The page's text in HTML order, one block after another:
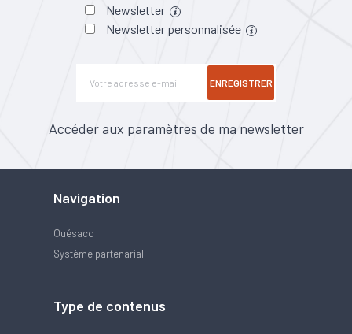
Newsletter
Newsletter personnalisée
ENREGISTRER
Accéder aux paramètres de ma newsletter
Navigation
Quésaco
Système partenarial
Type de contenus